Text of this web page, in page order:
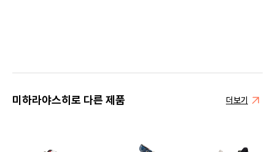
미하라야스히로 다른 제품 더보기